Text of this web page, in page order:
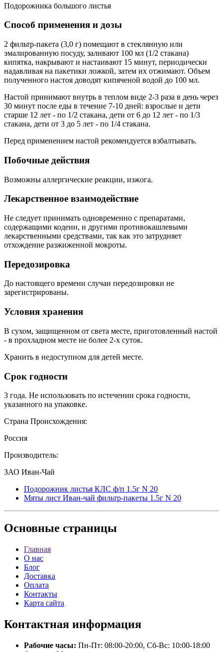
Подорожника большого листья
Способ применения и дозы
2 фильтр-пакета (3,0 г) помещают в стеклянную или
эмалированную посуду, заливают 100 мл (1/2 стакана)
кипятка, накрывают и настаивают 15 минут, периодически
надавливая на пакетики ложкой, затем их отжимают. Объем
полученного настоя доводят кипяченой водой до 100 мл.
Настой принимают внутрь в теплом виде 2-3 раза в день через
30 минут после еды в течение 7-10 дней: взрослые и дети
старше 12 лет - по 1/2 стакана, дети от 6 до 12 лет - по 1/3
стакана, дети от 3 до 5 лет - по 1/4 стакана.
Перед применением настой рекомендуется взбалтывать.
Побочные действия
Возможны аллергические реакции, изжога.
Лекарственное взаимодействие
Не следует принимать одновременно с препаратами,
содержащими кодеин, и другими противокашлевыми
лекарственными средствами, так как это затрудняет
отхождение разжиженной мокроты.
Передозировка
До настоящего времени случаи передозировки не
зарегистрированы.
Условия хранения
В сухом, защищенном от света месте, приготовленный настой
- в прохладном месте не более 2-х суток.
Хранить в недоступном для детей месте.
Срок годности
3 года. Не использовать по истечении срока годности,
указанного на упаковке.
Страна Происхождения:
Россия
Производитель:
ЗАО Иван-Чай
Подорожник листья КЛС ф/п 1.5г N 20
Мяты лист Иван-чай фильтр-пакеты 1.5г N 20
Основные страницы
Главная
О нас
Блог
Доставка
Оплата
Контакты
Карта сайта
Контактная информация
Рабочие часы: Пн-Пт: 08:00-20:00, Сб-Вс: 10:00-18:00